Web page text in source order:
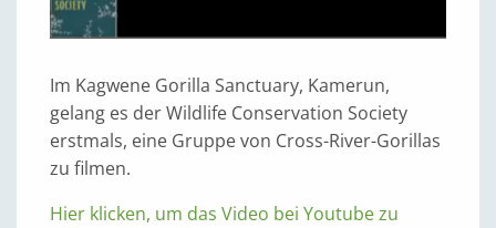
Im Kagwene Gorilla Sanctuary, Kamerun,
gelang es der Wildlife Conservation Society
erstmals, eine Gruppe von Cross-River-Gorillas
zu filmen.
Hier klicken, um das Video bei Youtube zu